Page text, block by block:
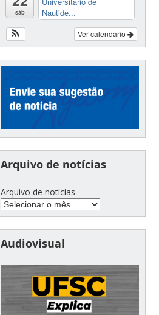
sáb
Nautide...
Ver calendário
Arquivo de notícias
Arquivo de notícias
Audiovisual